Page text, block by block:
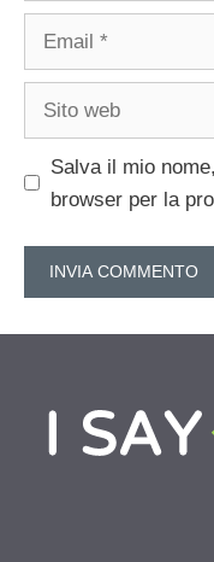
Email
Sito
Salva il mio
browser per la